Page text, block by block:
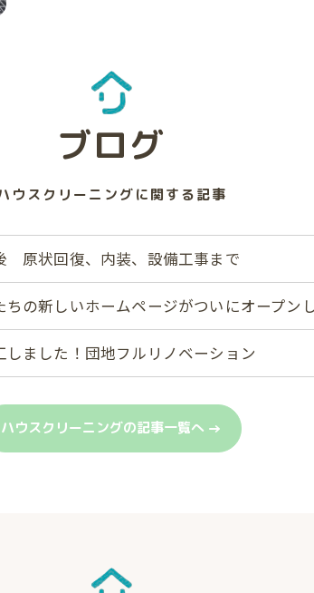
ブログ
ウスクリーニングに関する記事
原状回復、内装、設備工事まで
ちの新しいホームページがついにオープン
しました！団地フルリノベーション
ハウスクリーニングの記事一覧へ